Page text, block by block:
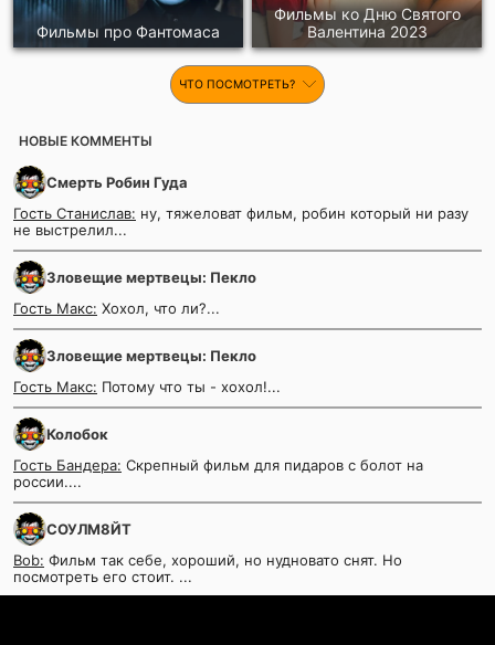
Фильмы про Фантомаса
Фильмы ко Дню Святого
Валентина 2023
ЧТО ПОСМОТРЕТЬ?
НОВЫЕ КОММЕНТЫ
Смерть Робин Гуда
Гость Станислав: ну, тяжеловат фильм, робин который ни разу
не выстрелил...
Зловещие мертвецы: Пекло
Гость Макс: Хохол, что ли?...
Зловещие мертвецы: Пекло
Гость Макс: Потому что ты - хохол!...
Колобок
Гость Бандера: Скрепный фильм для пидаров с болот на
россии....
СОУЛМ8ЙТ
Bob: Фильм так себе, хороший, но нудновато снят. Но
посмотреть его стоит. ...